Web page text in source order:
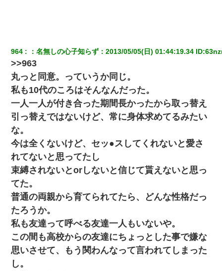
964 ：名無しの心子知らず ：2013/05/05(日) 01:44:19.34 ID:
>>963
丸っと同意。っていうか同じ。
私も10代のころはそんなんだった。
一人一人が付き合った期間長かったから取っ替え
引っ替えではないけど、常に身体求めてるみたい
な。
今は全くないけど、セッ●スしてくれないと愛さ
れてないと思ってたし
束縛されないとorしないと信じて貰えないと思っ
てた。
普通の両親から育てられてたら、どんな性格だっ
たろうか。
私も友達って呼べる友達一人もいないや。
この間も高校からの友達にちょっとした事で嫌な
思いさせて、もう関わんなって言われてしまった
し。